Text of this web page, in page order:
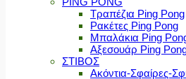
Τραπέζια Ping Pong
Ρακέτες Ping Pong
Μπαλάκια Ping
Αξεσουάρ Ping
ΣΤΙΒΟΣ
Ακόντια-Σφαίρες-